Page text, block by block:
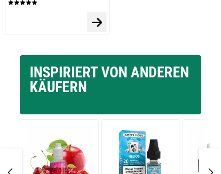
INSPIRIERT VON ANDEREN
KÄUFERN